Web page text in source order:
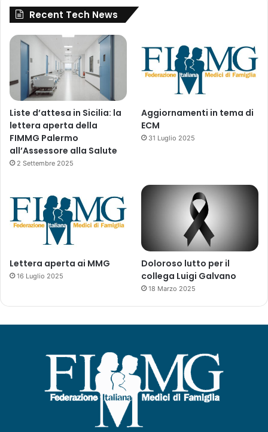
Recent Tech News
Liste d’attesa in Sicilia: la
lettera aperta della
FIMMG Palermo
all’Assessore alla Salute
2 Settembre 2025
Aggiornamenti in tema di
ECM
31 Luglio 2025
Lettera aperta ai MMG
16 Luglio 2025
Doloroso lutto per il
collega Luigi Galvano
18 Marzo 2025